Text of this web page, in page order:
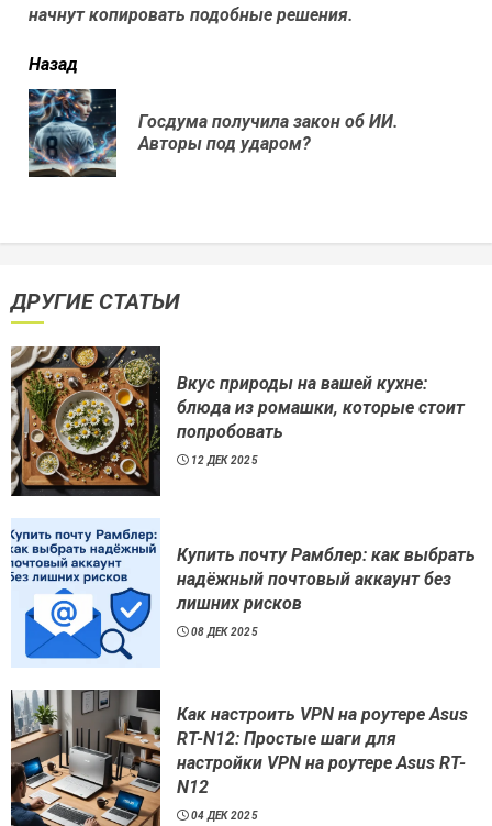
начнут копировать подобные решения.
читать
еще
Назад
Госдума получила закон об ИИ.
Авторы под ударом?
ДРУГИЕ СТАТЬИ
Вкус природы на вашей кухне:
блюда из ромашки, которые стоит
попробовать
12 ДЕК 2025
Купить почту Рамблер: как выбрать
надёжный почтовый аккаунт без
лишних рисков
08 ДЕК 2025
Как настроить VPN на роутере Asus
RT-N12: Простые шаги для
настройки VPN на роутере Asus RT-
N12
04 ДЕК 2025